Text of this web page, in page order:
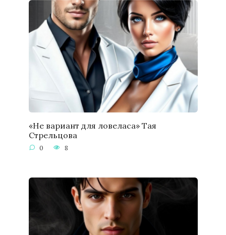
«Не вариант для ловеласа» Тая
Стрельцова
0 8